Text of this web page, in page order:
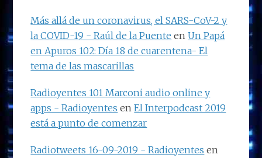
Más allá de un coronavirus, el SARS-CoV-2 y
la COVID-19 - Raúl de la Puente enUn Papá
en Apuros 102: Día 18 de cuarentena- El
tema de las mascarillas
Radioyentes 101 Marconi audio online y
apps - Radioyentes enEl Interpodcast 2019
está a punto de comenzar
Radiotweets 16-09-2019 - Radioyentes en